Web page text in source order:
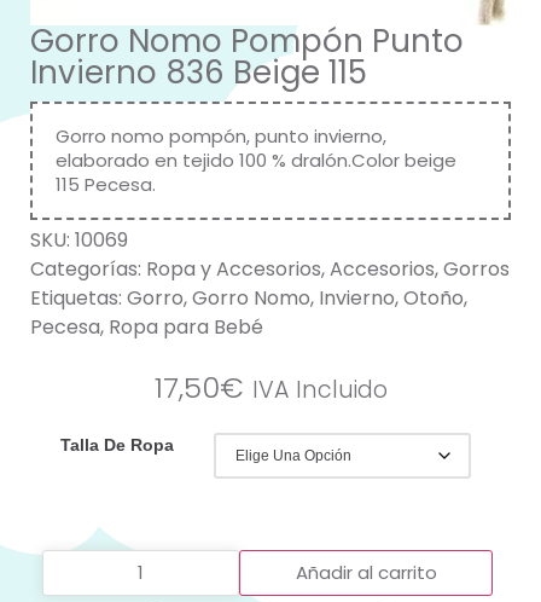
Gorro Nomo Pompón Punto
Invierno 836 Beige 115
Gorro nomo pompón, punto invierno,
elaborado en tejido 100 % dralón.Color beige
115 Pecesa.
SKU: 10069
Categorías: Ropa y Accesorios,Accesorios,Gorros
Etiquetas: Gorro,Gorro Nomo, Invierno,Otoño,
Pecesa, Ropa para Bebé
17,50€ IVA Incluido
Talla De Ropa
Añadir al carrito